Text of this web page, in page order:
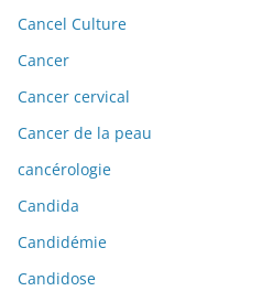
Cancel Culture
Cancer
Cancer cervical
Cancer de la peau
cancérologie
Candida
Candidémie
Candidose